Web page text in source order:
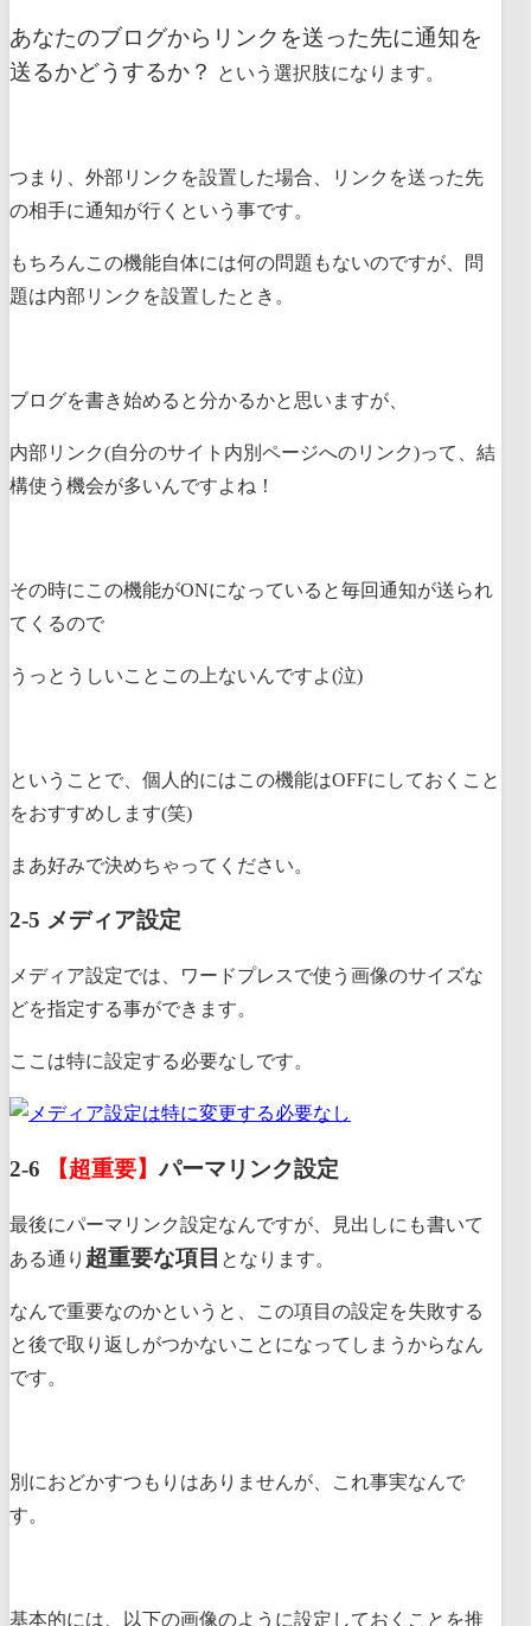
あなたのブログからリンクを送った先に通知を
送るかどうするか？
という選択肢になります。
つまり、外部リンクを設置した場合、
リンクを送った先
の相手に通知が行く という事です。
もちろんこの機能自体には何の問題もないのですが、
問
題は内部リンクを設置したとき。
ブログを書き始めると分かるかと思いますが、
内部リンク(自分のサイト内別ページへのリンク)って、結
構使う機会が多いんですよね！
その時にこの機能がONになっていると毎回通知が送られ
てくるので
うっとうしいことこの上ないんですよ(泣)
ということで、個人的にはこの機能はOFFにしておくこと
をおすすめします(笑)
まあ好みで決めちゃってください。
2-5 メディア設定
メディア設定では、ワードプレスで使う画像のサイズな
どを指定する事ができます。
ここは特に設定する必要なしです。
2-6 【超重要】パーマリンク設定
最後にパーマリンク設定なんですが、見出しにも書いて
ある通り 超重要な項目 となります。
なんで重要なのかというと、
この項目の設定を失敗する
と後で取り返しがつかないことになってしまう からなん
です。
別におどかすつもりはありませんが、これ事実なんで
す。
基本的には、以下の画像のように設定しておくことを推